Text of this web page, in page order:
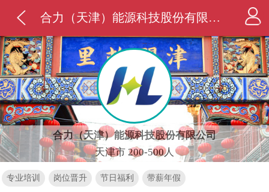
合力（天津）能源科技股份有限公司
合力（天津）能源科技股份有限公司
天津市 200-500人
专业培训 岗位晋升 节日福利 带薪年假